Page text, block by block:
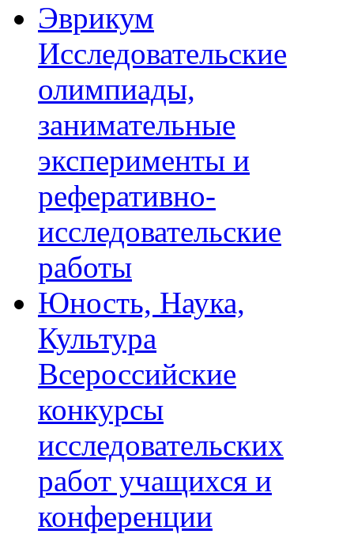
Эврикум
Исследовательские
олимпиады,
занимательные
эксперименты и
реферативно-
исследовательские
работы
Юность, Наука,
Культура
Всероссийские
конкурсы
исследовательских
работ учащихся и
конференции